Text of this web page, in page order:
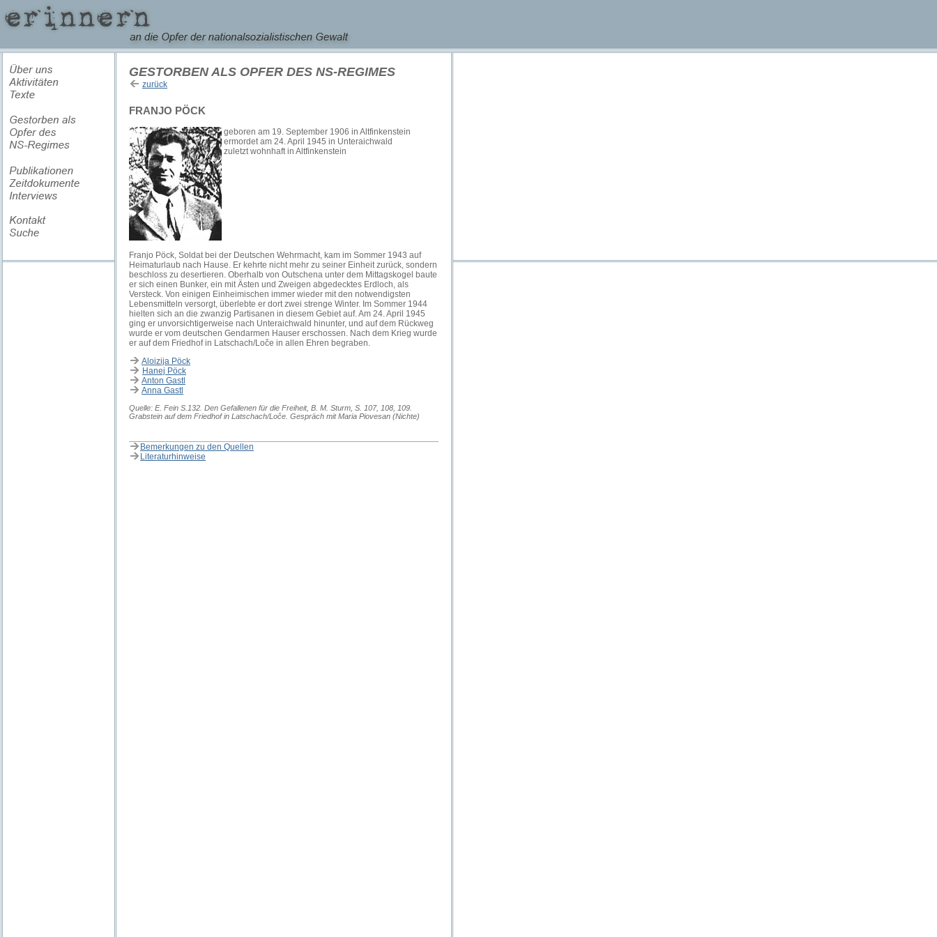
GESTORBEN ALS OPFER DES NS-REGIMES
zurück
FRANJO PÖCK
geboren am 19. September 1906 in Altfinkenstein
ermordet am 24. April 1945 in Unteraichwald
zuletzt wohnhaft in Altfinkenstein
Franjo Pöck, Soldat bei der Deutschen Wehrmacht, kam im Sommer 1943 auf
Heimaturlaub nach Hause. Er kehrte nicht mehr zu seiner Einheit zurück, sondern
beschloss zu desertieren. Oberhalb von Outschena unter dem Mittagskogel baute
er sich einen Bunker, ein mit Ästen und Zweigen abgedecktes Erdloch, als
Versteck. Von einigen Einheimischen immer wieder mit den notwendigsten
Lebensmitteln versorgt, überlebte er dort zwei strenge Winter. Im Sommer 1944
hielten sich an die zwanzig Partisanen in diesem Gebiet auf. Am 24. April 1945
ging er unvorsichtigerweise nach Unteraichwald hinunter, und auf dem Rückweg
wurde er vom deutschen Gendarmen Hauser erschossen. Nach dem Krieg wurde
er auf dem Friedhof in Latschach/Loče in allen Ehren begraben.
Aloizija Pöck
Hanej Pöck
Anton Gastl
Anna Gastl
Quelle: E. Fein S.132. Den Gefallenen für die Freiheit, B. M. Sturm, S. 107, 108, 109.
Grabstein auf dem Friedhof in Latschach/Loče. Gespräch mit Maria Piovesan (Nichte)
Bemerkungen zu den Quellen
Literaturhinweise